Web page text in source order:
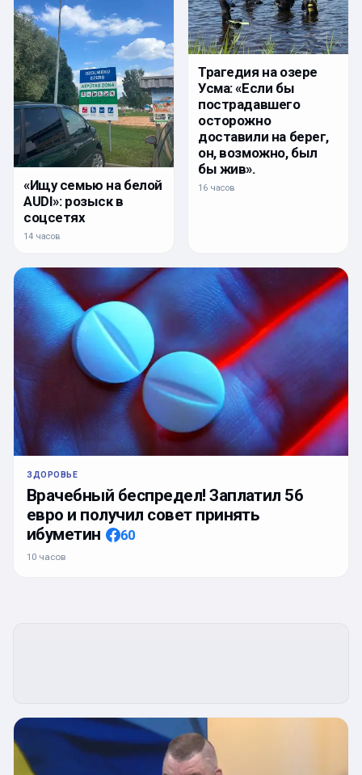
«Ищу семью на белой
AUDI»: розыск в
соцсетях
14 часов
Трагедия на озере
Усма: «Если бы
пострадавшего
осторожно
доставили на берег,
он, возможно, был
бы жив».
16 часов
ЗДОРОВЬЕ
Врачебный беспредел! Заплатил 56
евро и получил совет принять
ибуметин
60
10 часов